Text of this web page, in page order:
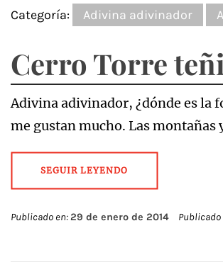
Categoría: Adivina adivinador
Cerro Torre
Adivina adivinador, ¿dónde es la
me gustan mucho. Las montañas
SEGUIR LEYENDO
Publicado en:29 de enero de 2014 Publicado